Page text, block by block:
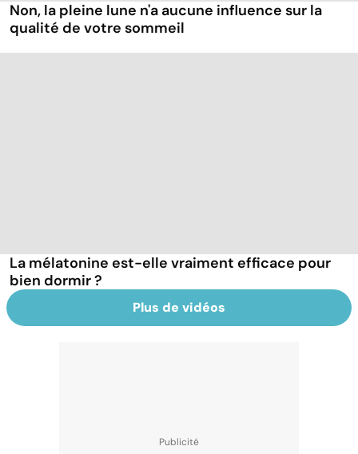
Non, la pleine lune n'a aucune influence sur la
qualité de votre sommeil
La mélatonine est-elle vraiment efficace pour
bien dormir ?
Plus de vidéos